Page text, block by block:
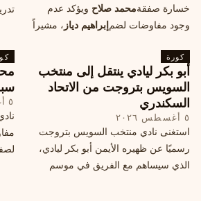
خسارة صفقةمحمد صلاح ويؤكد عدم
وجود مفاوضات لضمإبراهيم دياز ، مشيراً
محتملة أخرى.
كورة
أبو بكر ليادي ينتقل إلى منتخب
السويس بتروجت من الاتحاد
السكندري
٥ أغسطس ٢٠٢٦
استغنى نادي منتخب السويس بتروجت
رسميًا عن ظهيره الأيمن أبو بكر ليادي،
الذي سيساهم مع الفريق في موسم
٥ أغسطس ٢٠٢٦